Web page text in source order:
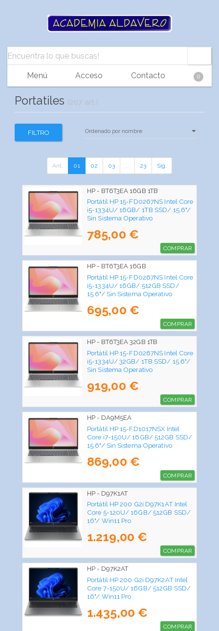
Menú Acceso Contacto 0
Portatiles (207 art.)
FILTRO
Ant. 01 02 03 23 Sig.
HP - BT6T3EA 16GB 1TB
Portátil HP 15-FD0267NS Intel Core
i5-1334U/ 16GB/ 1TB SSD/ 15.6"/
Sin Sistema Operativo
785,00 €
COMPRAR
HP - BT6T3EA 16GB
Portátil HP 15-FD0267NS Intel Core
i5-1334U/ 16GB/ 512GB SSD/
15.6"/ Sin Sistema Operativo
695,00 €
COMPRAR
HP - BT6T3EA 32GB 1TB
Portátil HP 15-FD0267NS Intel Core
i5-1334U/ 32GB/ 1TB SSD/ 15.6"/
Sin Sistema Operativo
919,00 €
COMPRAR
HP - DA9M5EA
Portátil HP 15-FD1017NSX Intel
Core i7-150U/ 16GB/ 512GB SSD/
15.6"/ Sin Sistema Operativo
869,00 €
COMPRAR
HP - D97K1AT
Portátil HP 200 G2i D97K1AT Intel
Core 5-120U/ 16GB/ 512GB SSD/
16"/ Win11 Pro
1.219,00 €
COMPRAR
HP - D97K2AT
Portátil HP 200 G2i D97K2AT Intel
Core 7-150U/ 16GB/ 512GB SSD/
16"/ Win11 Pro
1.435,00 €
COMPRAR